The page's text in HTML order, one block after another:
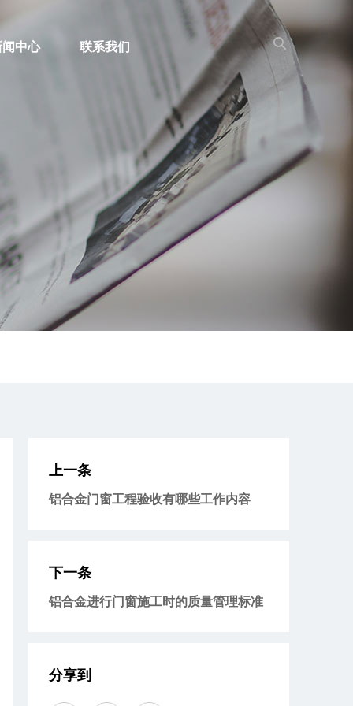
中心 联系我们
上一条
铝合金门窗工程验收有哪些工作内容
下一条
铝合金进行门窗施工时的质量管理标准
分享到